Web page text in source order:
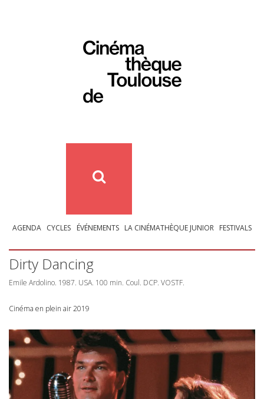
AGENDA CYCLES ÉVÉNEMENTS LA CINÉMATHÈQUE JUNIOR FESTIVALS
Dirty Dancing
Emile Ardolino. 1987. USA. 100 min. Coul. DCP. VOSTF.
Cinéma en plein air 2019